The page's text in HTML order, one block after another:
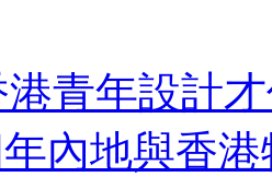
港青年設計
內地與香